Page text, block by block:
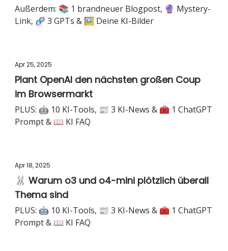
Außerdem: 📚 1 brandneuer Blogpost, 🔮 Mystery-
Link, 🧬 3 GPTs & 🖼️ Deine KI-Bilder
Apr 25, 2025
Plant OpenAI den nächsten großen Coup
im Browsermarkt
PLUS: 🤖 10 KI-Tools, 📰 3 KI-News & 🧰 1 ChatGPT
Prompt & 📖 KI FAQ
Apr 18, 2025
🐰 Warum o3 und o4-mini plötzlich überall
Thema sind
PLUS: 🤖 10 KI-Tools, 📰 3 KI-News & 🧰 1 ChatGPT
Prompt & 📖 KI FAQ